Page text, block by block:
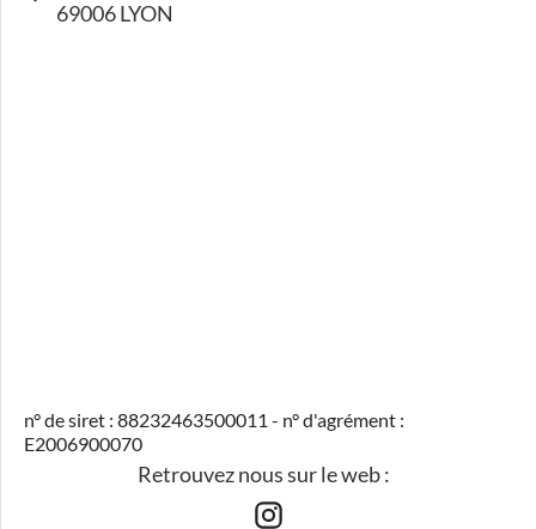
69006 LYON
n° de siret : 88232463500011 - n° d'agrément :
E2006900070
Retrouvez nous sur le web :